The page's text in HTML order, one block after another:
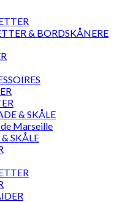
& BORDSKÅNERE
& SKÅLE
Marseille
SKÅLE